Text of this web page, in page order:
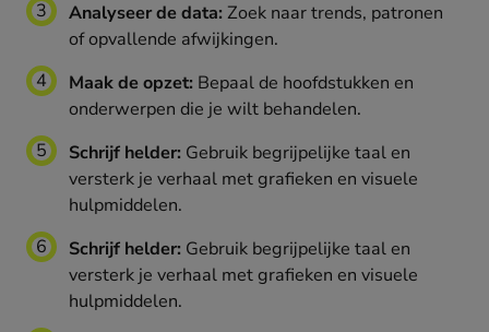
Analyseer de data: Zoek naar trends, patronen
of opvallende afwijkingen.
Maak de opzet: Bepaal de hoofdstukken en
onderwerpen die je wilt behandelen.
Schrijf helder: Gebruik begrijpelijke taal en
versterk je verhaal met grafieken en visuele
hulpmiddelen.
Schrijf helder: Gebruik begrijpelijke taal en
versterk je verhaal met grafieken en visuele
hulpmiddelen.